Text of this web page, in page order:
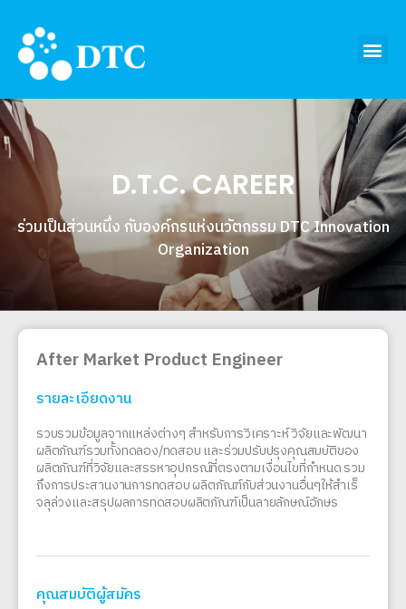
D.T.C. CAREER
ร่วมเป็นส่วนหนึ่ง กับองค์กรแห่งนวัตกรรม DTC Innovation
Organization
After Market Product Engineer
รายละเอียดงาน
รวบรวมข้อมูลจากแหล่งต่างๆ สําหรับการวิเคราะห์ วิจัยและพัฒนา
ผลิตภัณฑ์รวมทั้งทดลอง/ทดสอบ และร่วมปรับปรุงคุณสมบัติของ
ผลิตภัณฑ์ที่วิจัยและสรรหาอุปกรณ์ที่ตรงตามเงื่อนไขที่กําหนด รวม
ถึงการประสานงานการทดสอบ ผลิตภัณฑ์กับส่วนงานอื่นๆให้สําเร็
จลุล่วงและสรุปผลการทดสอบผลิตภัณฑ์เป็นลายลักษณ์อักษร
คุณสมบัติผู้สมัคร